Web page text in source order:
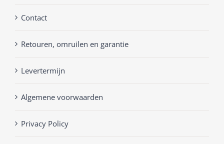
Contact
Retouren, omruilen en garantie
Levertermijn
Algemene voorwaarden
Privacy Policy